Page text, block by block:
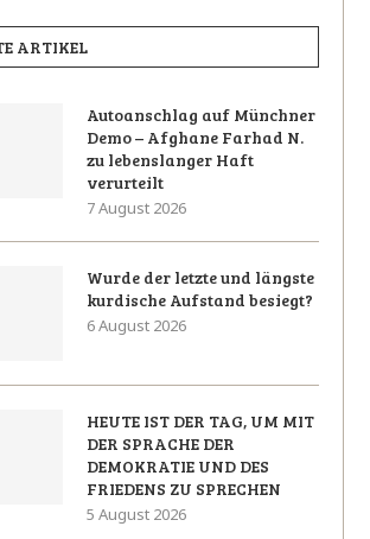
ARTIKEL
Autoanschlag auf Münchner
Demo – Afghane Farhad N.
zu lebenslanger Haft
verurteilt
7 August 2026
Wurde der letzte und längste
kurdische Aufstand besiegt?
6 August 2026
HEUTE IST DER TAG, UM MIT
DER SPRACHE DER
DEMOKRATIE UND DES
FRIEDENS ZU SPRECHEN
5 August 2026